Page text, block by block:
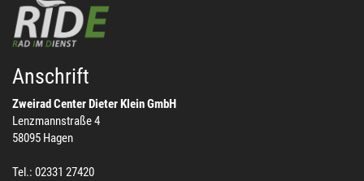
Anschrift
Zweirad Center Dieter Klein GmbH
Lenzmannstraße 4
58095 Hagen
Tel.: 02331 27420